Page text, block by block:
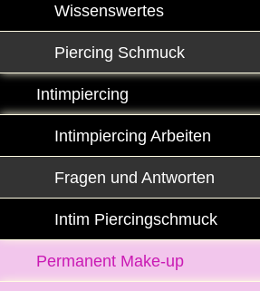
Wissenswertes
Piercing Schmuck
Intimpiercing
Intimpiercing Arbeiten
Fragen und Antworten
Intim Piercingschmuck
Permanent Make-up